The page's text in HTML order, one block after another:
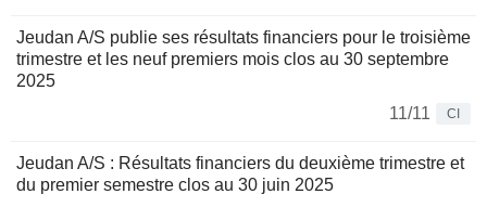
Jeudan A/S publie ses résultats financiers pour le troisième
trimestre et les neuf premiers mois clos au 30 septembre
2025
11/11
CI
Jeudan A/S : Résultats financiers du deuxième trimestre et
du premier semestre clos au 30 juin 2025